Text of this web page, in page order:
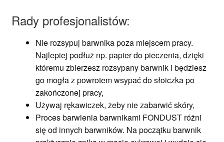
Rady profesjonalistów:
Nie rozsypuj barwnika poza miejscem pracy.
Najlepiej podłuż np. papier do pieczenia, dzięki
któremu zbierzesz rozsypany barwnik i będziesz
go mogła z powrotem wsypać do słoiczka po
zakończonej pracy,
Używaj rękawiczek, żeby nie zabarwić skóry,
Proces barwienia barwnikami FONDUST różni
się od innych barwników. Na początku barwnik